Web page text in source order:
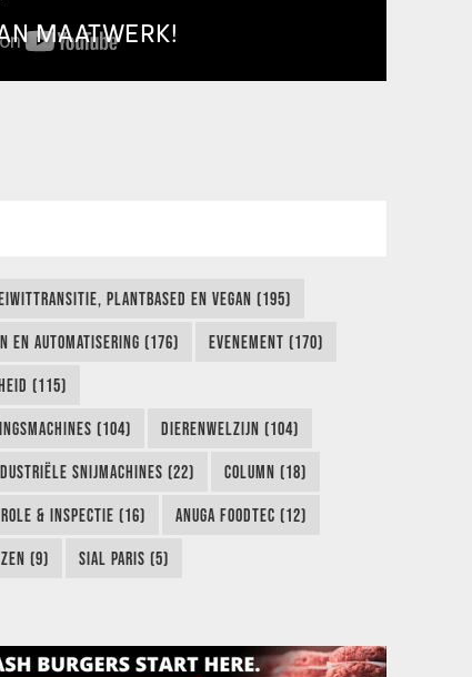
MAATWERK!
PLANTBASED EN VEGAN (195)
EN AUTOMATISERING (176) EVENEMENT (170)
(115)
(104) DIERENWELZIJN (104)
SNIJMACHINES (22) COLUMN (18)
& INSPECTIE (16) ANUGA FOODTEC (12)
(9) SIAL PARIS (5)